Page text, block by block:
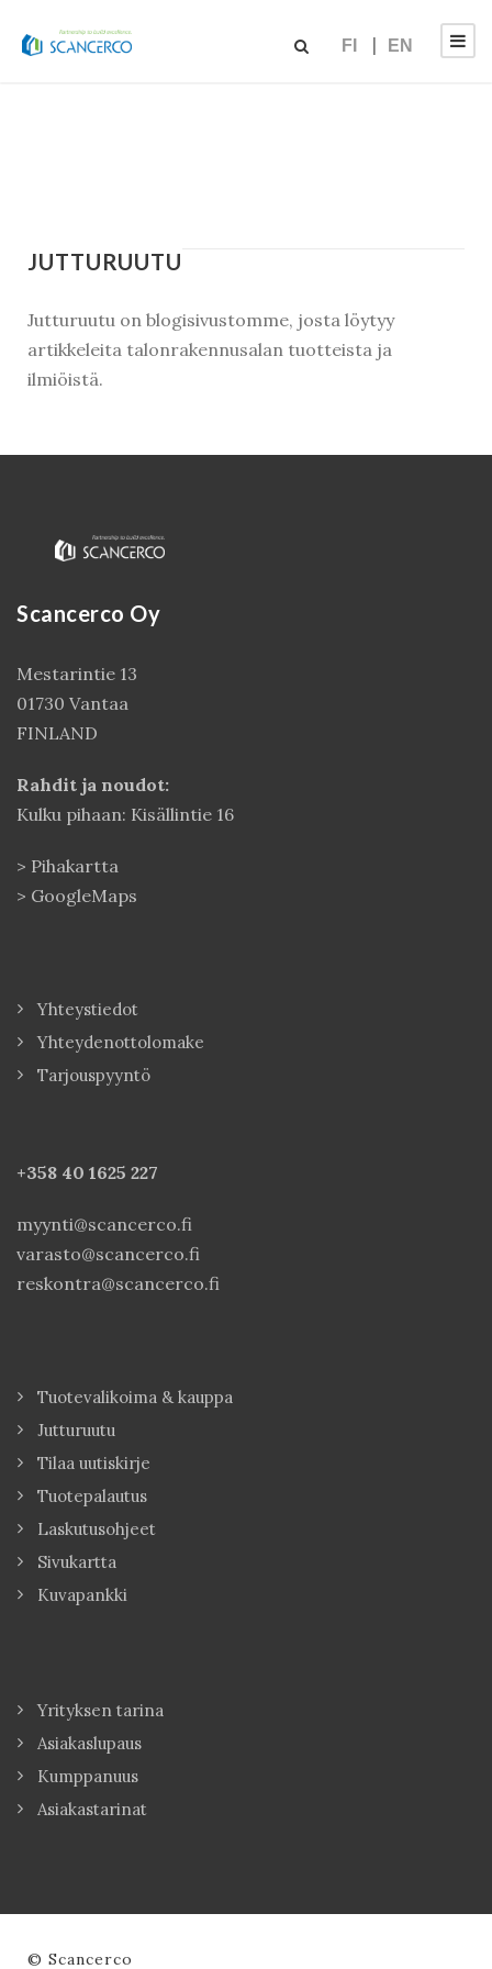
FI EN
JUTTURUUTU
Jutturuutu on blogisivustomme, josta löytyy
artikkeleita talonrakennusalan tuotteista ja
ilmiöistä.
Scancerco Oy
Mestarintie 13
01730 Vantaa
FINLAND
Rahdit ja noudot:
Kulku pihaan: Kisällintie 16
> Pihakartta
> GoogleMaps
Yhteystiedot
Yhteydenottolomake
Tarjouspyyntö
+358 40 1625 227
myynti@scancerco.fi
varasto@scancerco.fi
reskontra@scancerco.fi
Tuotevalikoima & kauppa
Jutturuutu
Tilaa uutiskirje
Tuotepalautus
Laskutusohjeet
Sivukartta
Kuvapankki
Yrityksen tarina
Asiakaslupaus
Kumppanuus
Asiakastarinat
© Scancerco